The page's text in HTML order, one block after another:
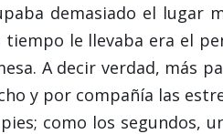
demasiado el lugar
tiempo le llevaba era el
A decir verdad, más
y por compañía las
como los segundos,